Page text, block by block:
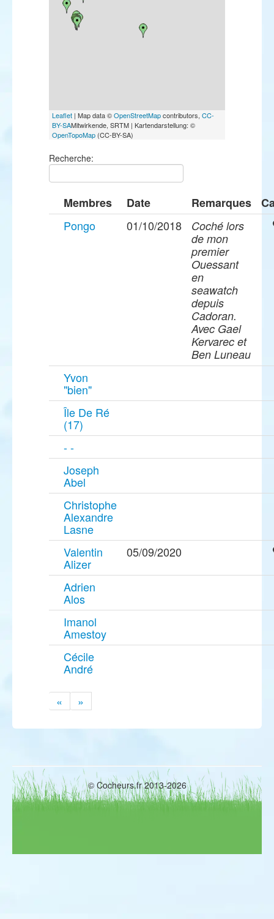
Leaflet | Map data ©OpenStreetMapcontributors, CC-
BY-SAMitwirkende, SRTM | Kartendarstellung: ©
OpenTopoMap (CC-BY-SA)
Recherche:
Membres Date Remarques
Pongo
01/10/2018
Coché lors
de mon
premier
Ouessant
en
seawatch
depuis
Cadoran.
Avec Gael
Kervarec et
Ben Luneau
Yvon
"bien"
Île De Ré
(17)
- -
Joseph
Abel
Christophe
Alexandre
Lasne
Valentin
Alizer
05/09/2020
Adrien
Alos
Imanol
Amestoy
Cécile
André
« »
© Cocheurs.fr 2013-2026